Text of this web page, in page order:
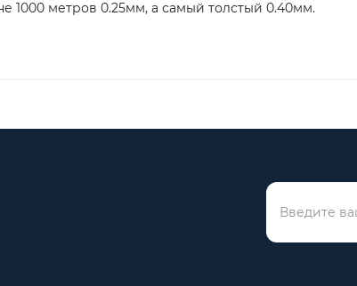
1000 метров 0.25мм, а самый толстый 0.40мм.